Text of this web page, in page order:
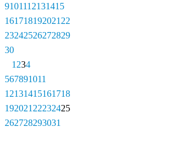
9101112131415
161718192021 22
23242526272829
30
1 234
567891011
12131415161718
192021 22232425
262728293031